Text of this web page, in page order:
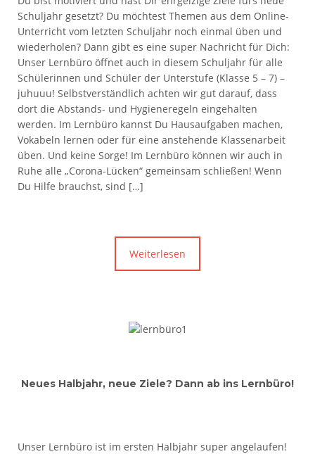
Schuljahr gesetzt? Du möchtest Themen aus dem Online-
Unterricht vom letzten Schuljahr noch einmal üben und
wiederholen? Dann gibt es eine super Nachricht für Dich:
Unser Lernbüro öffnet auch in diesem Schuljahr für alle
Schülerinnen und Schüler der Unterstufe (Klasse 5 – 7) –
juhuuu! Selbstverständlich achten wir gut darauf, dass
dort die Abstands- und Hygieneregeln eingehalten
werden. Im Lernbüro kannst Du Hausaufgaben machen,
Vokabeln lernen oder für eine anstehende Klassenarbeit
üben. Und keine Sorge! Im Lernbüro können wir auch in
Ruhe alle „Corona-Lücken“ gemeinsam schließen! Wenn
Du Hilfe brauchst, sind […]
Weiterlesen
Neues Halbjahr, neue Ziele? Dann ab ins Lernbüro!
Unser Lernbüro ist im ersten Halbjahr super angelaufen!